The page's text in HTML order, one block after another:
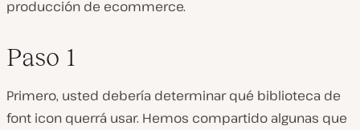
producción de ecommerce.
Paso 1
Primero, usted debería determinar qué biblioteca de
font icon querrá usar. Hemos compartido algunas que